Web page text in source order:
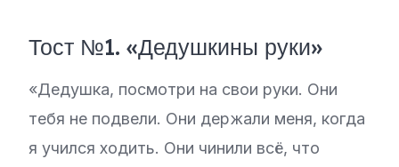
Тост №1. «Дедушкины руки»
«Дедушка, посмотри на свои руки. Они
тебя не подвели. Они держали меня, когда
я учился ходить. Они чинили всё, что